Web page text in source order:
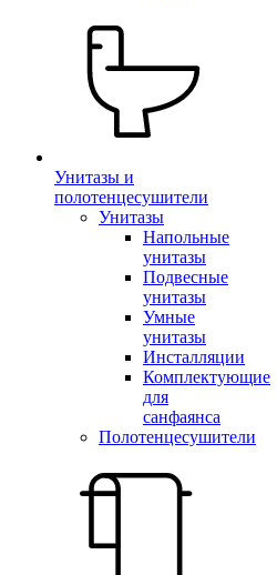
Унитазы и
полотенцесушители
Унитазы
Напольные
унитазы
Подвесные
унитазы
Умные
унитазы
Инсталляции
Комплектующие
для
санфаянса
Полотенцесушители